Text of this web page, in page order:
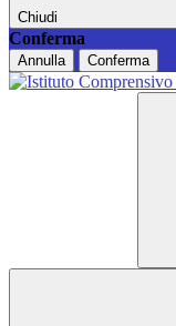
Chiudi
Conferma
Annulla Conferma